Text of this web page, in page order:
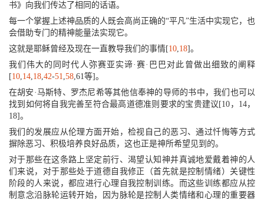
书》向我们传达了相同的话语。
每一个掌握上述神品质的人既会高尚正确的“平凡”生活中实现它，也
会借助专门的精神能量法实现它。
这就是耶稣曾经及现在一直教导我们的事情[10,18]。
我们伟大的同时代人弥赛亚实谛·赛·巴巴对此曾做出细致的阐释
[10,14,18,42-51,58,61等]。
在胡安·马斯特、罗杰尼希等其他信奉神的导师的书中，我们也可以
找到如何将自我完善至符合最高道德准则要求的宝贵建议[10，14，
18]。
我们的发展应从伦理方面开始，检视自己的恶习、通过忏悔等方式
摒除恶习、积极培养良好品质，这也正是神所希望见到的。
对于那些在这条路上坚定前行、渴望认知神并真诚地爱戴着神的人
们来说，对于那些处于道德自我修正（首先就是控制情绪）关键性
阶段的人来说，都应进行心理自我控制训练。而这些训练都应从控
制意念沿脉轮运转开始，因为脉轮是控制人类情绪和心理的重要器